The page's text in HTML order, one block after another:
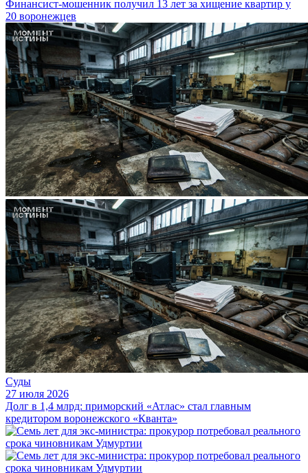
Финансист-мошенник получил 13 лет за хищение квартир у
20 воронежцев
Суды
27 июля 2026
Долг в 1,4 млрд: приморский «Атлас» стал главным
кредитором воронежского «Кванта»